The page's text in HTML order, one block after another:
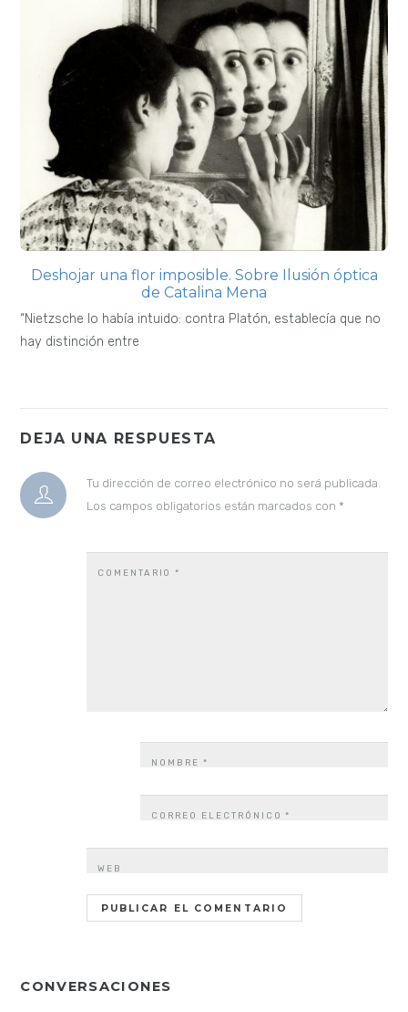
Deshojar una flor imposible. Sobre Ilusión óptica
de Catalina Mena
“Nietzsche lo había intuido: contra Platón, establecía que no
hay distinción entre
DEJA UNA RESPUESTA
Tu dirección de correo electrónico no será publicada.
Los campos obligatorios están marcados con *
COMENTARIO*
NOMBRE*
CORREO ELECTRÓNICO*
WEB
CONVERSACIONES